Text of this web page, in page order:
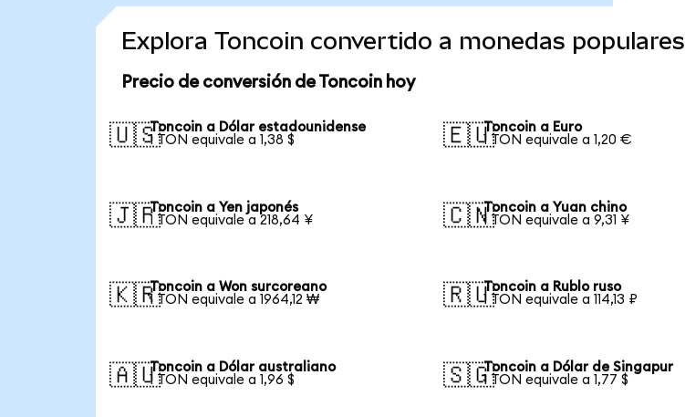
Explora Toncoin convertido a monedas populares
Precio de conversión de Toncoin hoy
🇺🇸Toncoin a Dólar estadounidense
1 TON equivale a 1,38 $
🇪🇺Toncoin a Euro
1 TON equivale a 1,20 €
🇯🇵Toncoin a Yen japonés
1 TON equivale a 218,64 ¥
🇨🇳Toncoin a Yuan chino
1 TON equivale a 9,31 ¥
🇰🇷Toncoin a Won surcoreano
1 TON equivale a 1964,12 ₩
🇷🇺Toncoin a Rublo ruso
1 TON equivale a 114,13 ₽
🇦🇺Toncoin a Dólar australiano
1 TON equivale a 1,96 $
🇸🇬Toncoin a Dólar de Singapur
1 TON equivale a 1,77 $